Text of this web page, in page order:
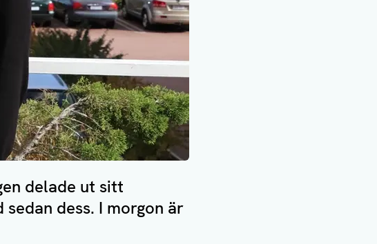
delade ut sitt
dess. I morgon är